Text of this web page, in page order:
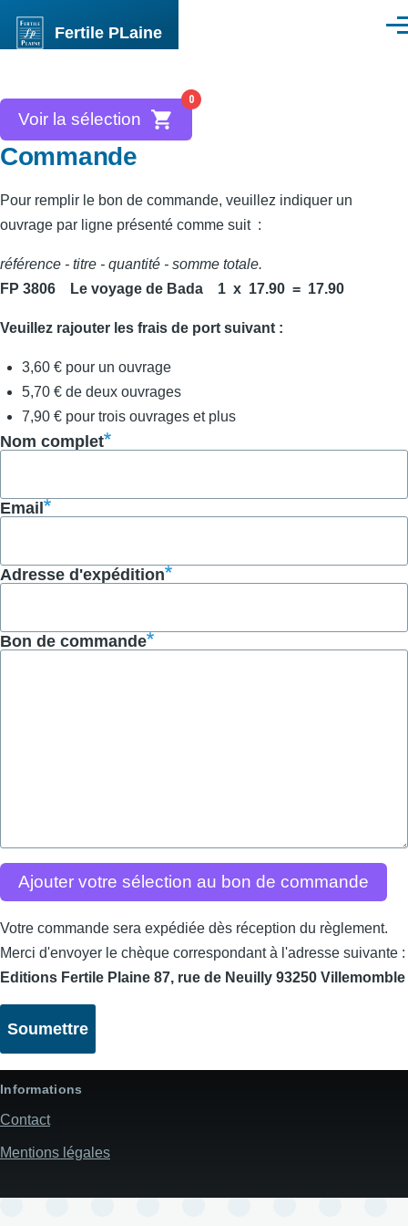
Fertile PLaine
0
Voir la sélection
Commande
Pour remplir le bon de commande, veuillez indiquer un
ouvrage par ligne présenté comme suit :
référence - titre - quantité - somme totale.
FP 3806 Le voyage de Bada 1 x 17.90 = 17.90
Veuillez rajouter les frais de port suivant :
3,60 € pour un ouvrage
5,70 € de deux ouvrages
7,90 € pour trois ouvrages et plus
Nom complet
Email
Adresse d'expédition
Bon de commande
Ajouter votre sélection au bon de commande
Votre commande sera expédiée dès réception du règlement.
Merci d'envoyer le chèque correspondant à l'adresse suivante :
Editions Fertile Plaine 87, rue de Neuilly 93250 Villemomble
Informations
Contact
Mentions légales